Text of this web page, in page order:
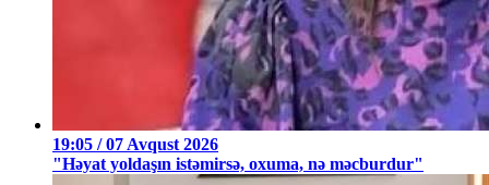
19:05 / 07 Avqust 2026
"Həyat yoldaşın istəmirsə, oxuma, nə məcburdur"